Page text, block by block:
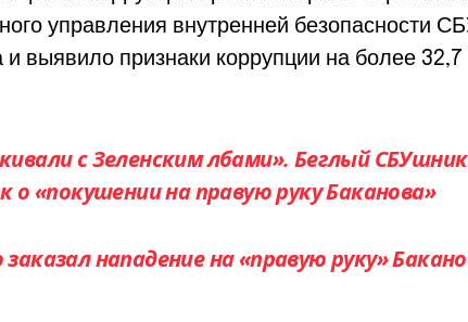
управления внутренней безопасности
выявило признаки коррупции на более
с Зеленским лбами». Беглый СБУшник
о «покушении на правую руку Баканова»
нападение на «правую руку»